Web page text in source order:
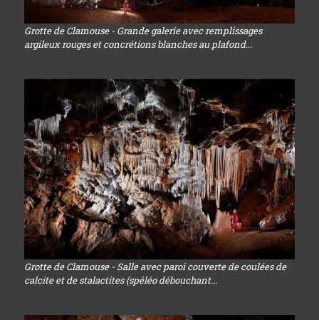
Grotte de Clamouse - Grande galerie avec remplissages
argileux rouges et concrétions blanches au plafond...
Grotte de Clamouse - Salle avec paroi couverte de coulées de
calcite et de stalactites (spéléo débouchant...